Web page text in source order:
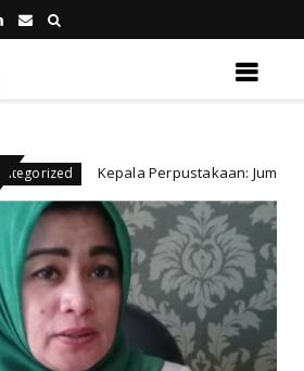
Kepala Perpustakaan: Jum,at bersih